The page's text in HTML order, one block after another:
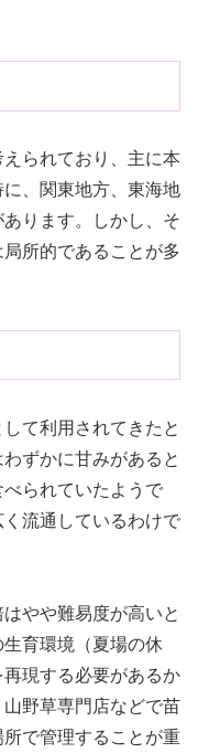
られており、主に本
、関東地方、東海地
ります。しかし、そ
所的であることが多
て利用されてきたと
ずかに甘みがあると
られていたようで
流通しているわけで
やや難易度が高いと
育環境（夏場の休
現する必要があるか
野草専門店などで苗
で管理することが重